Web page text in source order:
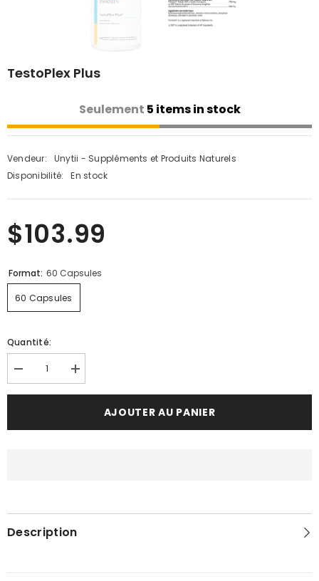
TestoPlex Plus
Seulement 5 items in stock
Vendeur:
Unytii - Suppléments et Produits Naturels
Disponibilité:
En stock
$103.99
Format: 60 Capsules
60 Capsules
Quantité:
Diminuer
la
quantité
Augmenter
la
quantité
TestoPlexAJOUTER AU PANIER
Description